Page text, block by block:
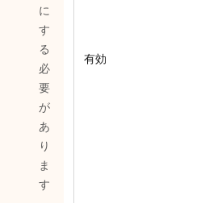
に
す
る
必
要
が
あ
り
ま
す
有効